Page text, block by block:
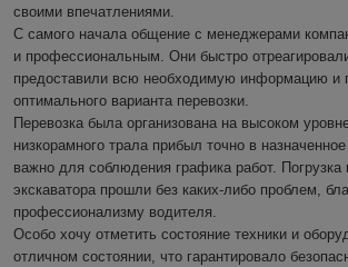
своими впечатлениями.
С самого начала общение с менеджерами
и профессиональным. Они быстро
предоставили всю необходимую информацию и
оптимального варианта перевозки.
Перевозка была организована на высоком
низкорамного трала прибыл точно в
важно для соблюдения графика работ. Погрузка
экскаватора прошли без каких-либо проблем,
профессионализму водителя.
Особо хочу отметить состояние техники и
отличном состоянии, что гарантировало